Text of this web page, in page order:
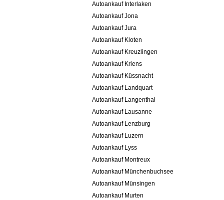
Autoankauf Interlaken
Autoankauf Jona
Autoankauf Jura
Autoankauf Kloten
Autoankauf Kreuzlingen
Autoankauf Kriens
Autoankauf Küssnacht
Autoankauf Landquart
Autoankauf Langenthal
Autoankauf Lausanne
Autoankauf Lenzburg
Autoankauf Luzern
Autoankauf Lyss
Autoankauf Montreux
Autoankauf Münchenbuchsee
Autoankauf Münsingen
Autoankauf Murten